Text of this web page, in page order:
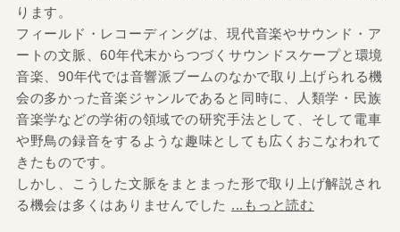
ります。
フィールド・レコーディングは、現代音楽やサウンド・ア
ートの文脈、60年代末からつづくサウンドスケープと環境
音楽、90年代では音響派ブームのなかで取り上げられる機
会の多かった音楽ジャンルであると同時に、人類学・民族
音楽学などの学術の領域での研究手法として、そして電車
や野鳥の録音をするような趣味としても広くおこなわれて
きたものです。
しかし、こうした文脈をまとまった形で取り上げ解説され
る機会は多くはありませんでした ...もっと読む